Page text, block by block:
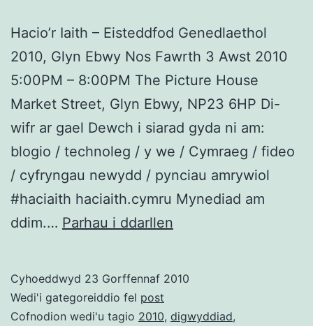
Hacio’r Iaith – Eisteddfod Genedlaethol
2010, Glyn Ebwy Nos Fawrth 3 Awst 2010
5:00PM – 8:00PM The Picture House
Market Street, Glyn Ebwy, NP23 6HP Di-
wifr ar gael Dewch i siarad gyda ni am:
blogio / technoleg / y we / Cymraeg / fideo
/ cyfryngau newydd / pynciau amrywiol
#haciaith haciaith.cymru Mynediad am
ddim.… Parhau i ddarllen
Genedlaethol
Cyhoeddwyd 23 Gorffennaf 2010
Wedi'i gategoreiddio fel post
Cofnodion wedi'u tagio 2010, digwyddiad,